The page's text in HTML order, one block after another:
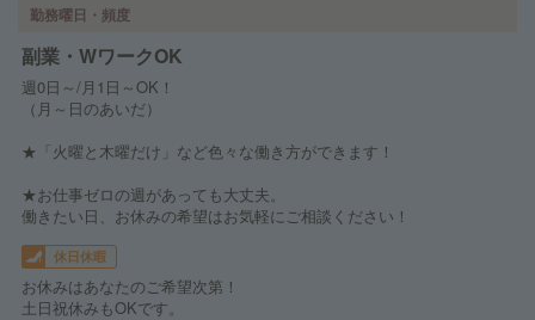
勤務曜日・頻度
副業・WワークOK
週0日～/月1日～OK！
（月～日のあいだ）
★「火曜と木曜だけ」など色々な働き方ができます！
★お仕事ゼロの週があっても大丈夫。
働きたい日、お休みの希望はお気軽にご相談ください！
休日休暇
お休みはあなたのご希望次第！
土日祝休みもOKです。